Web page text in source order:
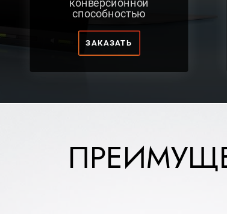
конверсионной
способностью
ЗАКАЗАТЬ